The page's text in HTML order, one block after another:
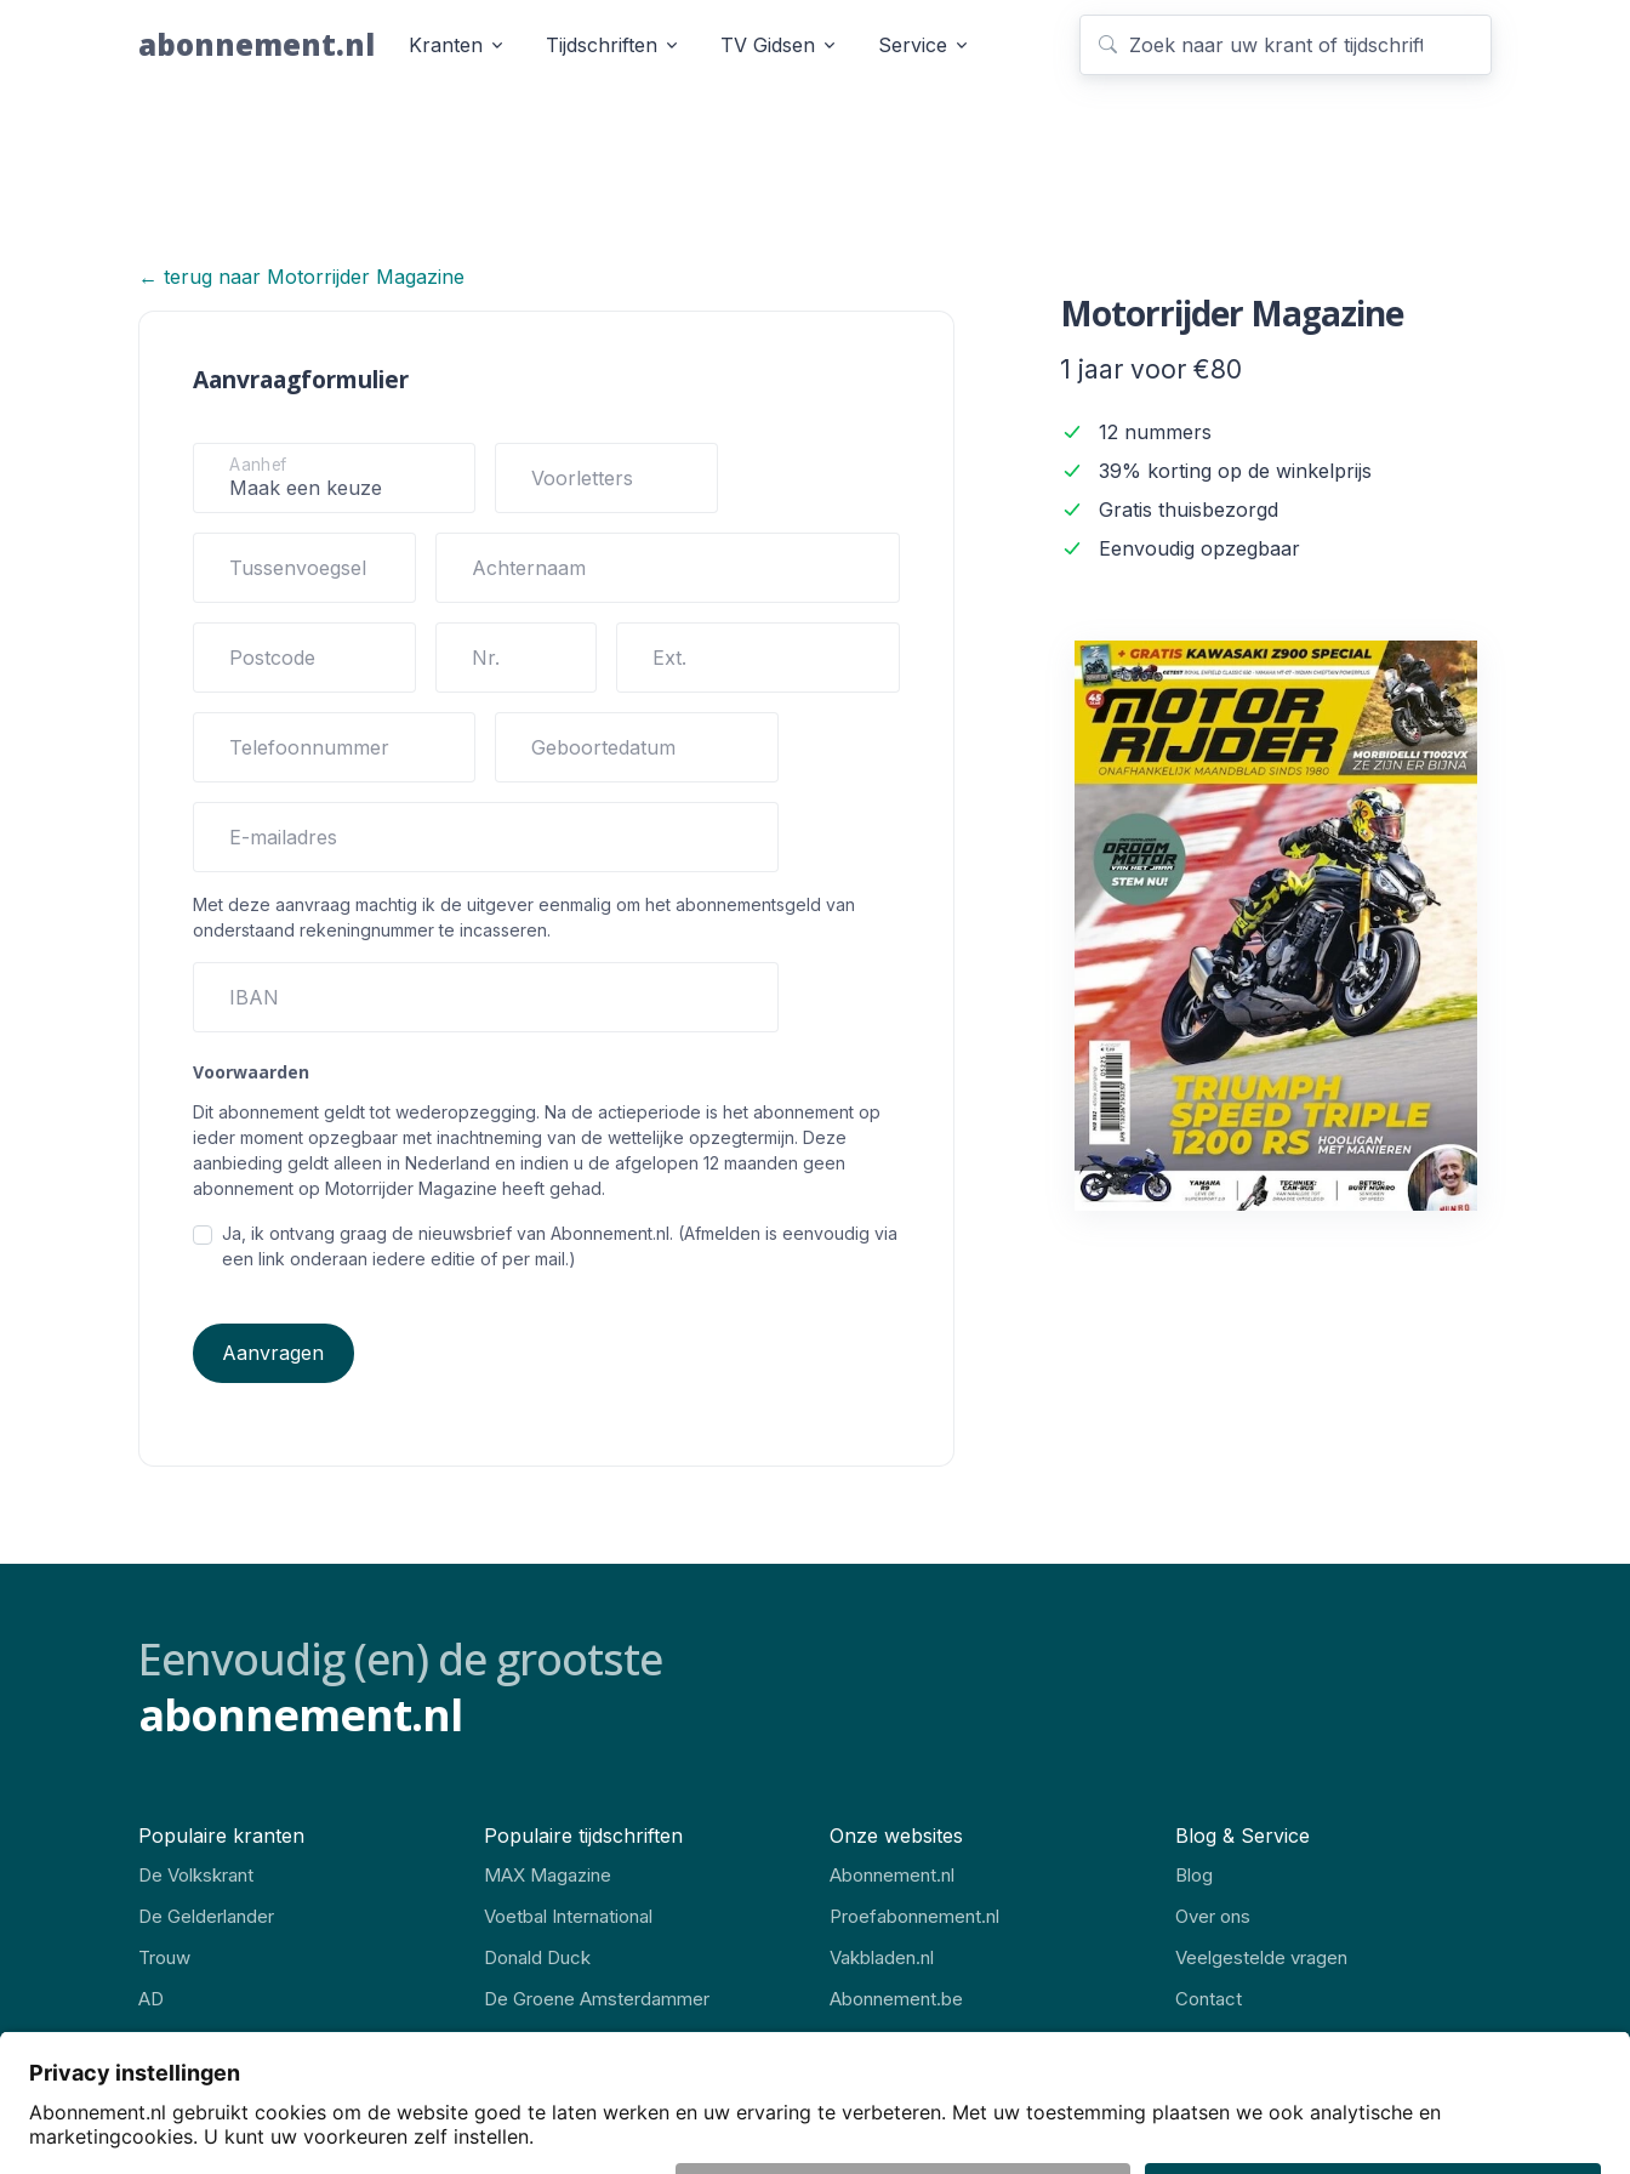
abonnement.nl Kranten Tijdschriften TV Gidsen Service
← terug naar Motorrijder Magazine
Motorrijder Magazine
Aanvraagformulier
Aanhef
Voorletters
Tussenvoegsel Achternaam
Postcode Nr. Ext.
Telefoonnummer Geboortedatum
E-mailadres
Met deze aanvraag machtig ik de uitgever eenmalig om het abonnementsgeld van
onderstaand rekeningnummer te incasseren.
IBAN
Voorwaarden
Dit abonnement geldt tot wederopzegging. Na de actieperiode is het abonnement op
ieder moment opzegbaar met inachtneming van de wettelijke opzegtermijn. Deze
aanbieding geldt alleen in Nederland en indien u de afgelopen 12 maanden geen
abonnement op Motorrijder Magazine heeft gehad.
Ja, ik ontvang graag de nieuwsbrief van Abonnement.nl. (Afmelden is eenvoudig via
een link onderaan iedere editie of per mail.)
Aanvragen
Motorrijder Magazine
1 jaar voor €80
12 nummers
39% korting op de winkelprijs
Gratis thuisbezorgd
Eenvoudig opzegbaar
Eenvoudig (en) de grootste
abonnement.nl
Populaire kranten
De Volkskrant
De Gelderlander
Trouw
AD
FD
Populaire tijdschriften
MAX Magazine
Voetbal International
Donald Duck
De Groene Amsterdammer
EW Magazine
Onze websites
Abonnement.nl
Proefabonnement.nl
Vakbladen.nl
Abonnement.be
Thuisstudie.nl
Blog & Service
Blog
Over ons
Veelgestelde vragen
Contact
Alle rubrieken